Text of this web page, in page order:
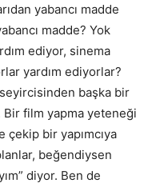
yabancı madde
madde? Yok
ediyor, sinema
yardım ediyorlar?
başka bir
Bir film yapma yeteneği
çekip bir yapımcıya
beğendiysen
diyor. Ben de